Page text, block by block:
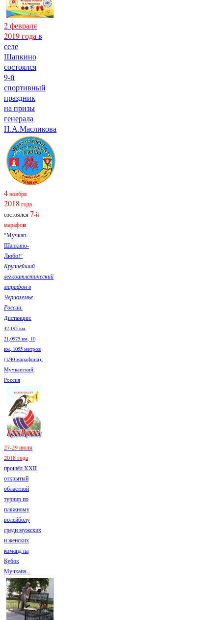
2 февраля
2019 года в
селе
Шапкино
состоялся
9-й
спортивный
праздник
на призы
генерала
Н.А.Масликова
4ноября
2018 года
состоялся7-й
марафон
"Мучкап-
Шапкино-
Любо!"
Крупнейший
легкоатлетический
марафон в
Черноземье
России.
Дистанции:
42,195 км,
21,0975 км, 10
км, 1055 метров
(1/40 марафона).
Мучкапский,
Россия
27-29 июля
2018 года
прошёл XXII
открытый
областной
турнир по
пляжному
волейболу
среди мужских
и женских
команд на
Кубок
Мучкапа...